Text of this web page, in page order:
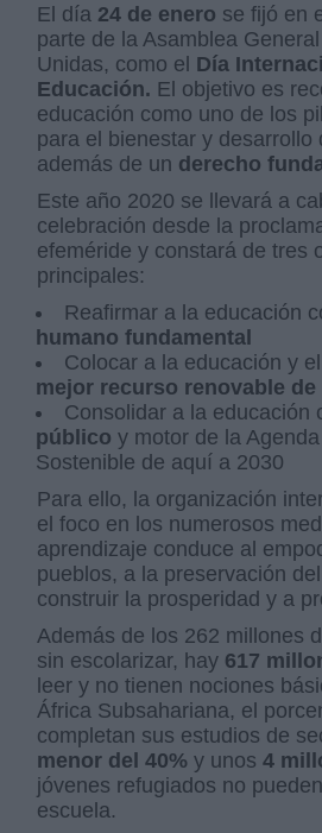
El día 24 de enero se fijó en
parte de la Asamblea
Unidas, como el Día
Educación. El objetivo es
educación como uno de los
para el bienestar y desarrollo
además de un derecho
Este año 2020 se llevará a
celebración desde la
efeméride y constará de tres
principales:
Reafirmar a la educación
humano fundamental
Colocar a la educación y
mejor recurso renovable
Consolidar a la educación
público y motor de la
Sostenible de aquí a 2030
Para ello, la organización
el foco en los numerosos
aprendizaje conduce al
pueblos, a la preservación
construir la prosperidad y a
Además de los 262 millones
sin escolarizar, hay 617
leer y no tienen nociones
África Subsahariana, el
completan sus estudios de
menor del 40% y unos4
jóvenes refugiados no
escuela.